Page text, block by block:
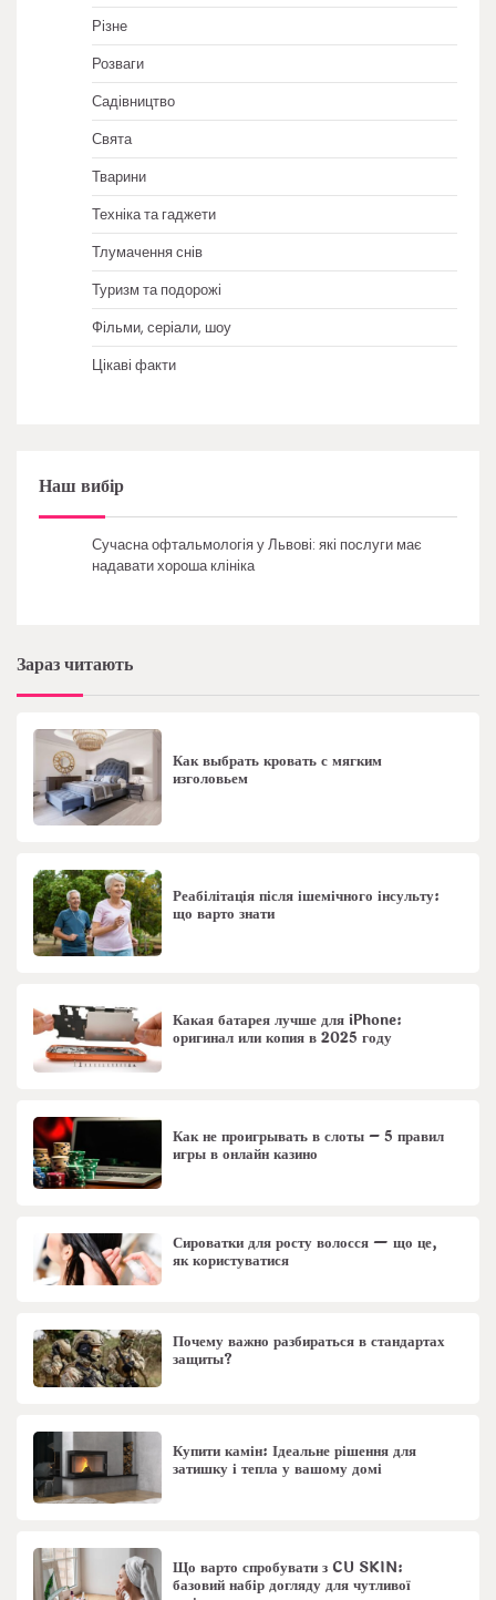
Різне
Розваги
Садівництво
Свята
Тварини
Техніка та гаджети
Тлумачення снів
Туризм та подорожі
Фільми, серіали, шоу
Цікаві факти
Наш вибір
Сучасна офтальмологія у Львові: які послуги має
надавати хороша клініка
Зараз читають
Как выбрать кровать с мягким
изголовьем
Реабілітація після ішемічного інсульту:
що варто знати
Какая батарея лучше для iPhone:
оригинал или копия в 2025 году
Как не проигрывать в слоты – 5 правил
игры в онлайн казино
Сироватки для росту волосся — що це,
як користуватися
Почему важно разбираться в стандартах
защиты?
Купити камін: Ідеальне рішення для
затишку і тепла у вашому домі
Що варто спробувати з CU SKIN:
базовий набір догляду для чутливої